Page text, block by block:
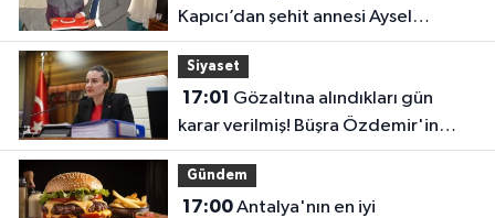
Kapıcı’dan şehit annesi Aysel
Belen’e anlamlı ziyaret
Siyaset
17:01
karar verilmiş! Büşra Özdemir'in
oluru ortaya çıktı
Gündem
17:00Antalya'nın en iyi